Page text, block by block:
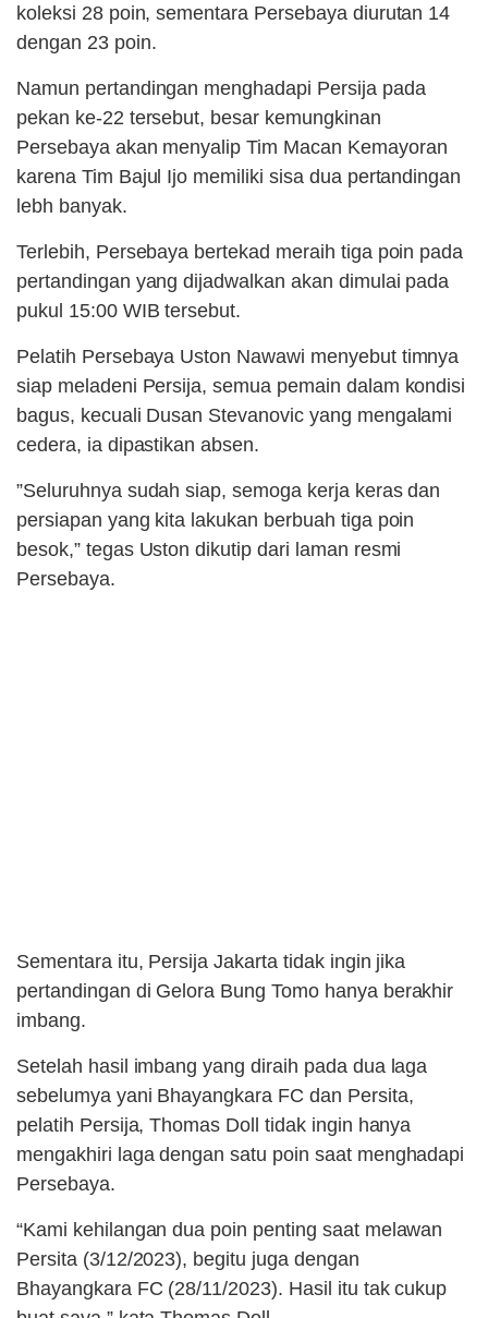
koleksi 28 poin, sementara Persebaya diurutan 14
dengan 23 poin.
Namun pertandingan menghadapi Persija pada
pekan ke-22 tersebut, besar kemungkinan
Persebaya akan menyalip Tim Macan Kemayoran
karena Tim Bajul Ijo memiliki sisa dua pertandingan
lebh banyak.
Terlebih, Persebaya bertekad meraih tiga poin pada
pertandingan yang dijadwalkan akan dimulai pada
pukul 15:00 WIB tersebut.
Pelatih Persebaya Uston Nawawi menyebut timnya
siap meladeni Persija, semua pemain dalam kondisi
bagus, kecuali Dusan Stevanovic yang mengalami
cedera, ia dipastikan absen.
”Seluruhnya sudah siap, semoga kerja keras dan
persiapan yang kita lakukan berbuah tiga poin
besok,” tegas Uston dikutip dari laman resmi
Persebaya.
Sementara itu, Persija Jakarta tidak ingin jika
pertandingan di Gelora Bung Tomo hanya berakhir
imbang.
Setelah hasil imbang yang diraih pada dua laga
sebelumya yani Bhayangkara FC dan Persita,
pelatih Persija, Thomas Doll tidak ingin hanya
mengakhiri laga dengan satu poin saat menghadapi
Persebaya.
“Kami kehilangan dua poin penting saat melawan
Persita (3/12/2023), begitu juga dengan
Bhayangkara FC (28/11/2023). Hasil itu tak cukup